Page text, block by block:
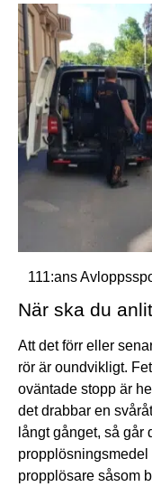
111:ans
När ska du
Att det förr eller
rör är oundvikligt.
oväntade stopp är
det drabbar en
långt gånget, så går
propplösare såsom